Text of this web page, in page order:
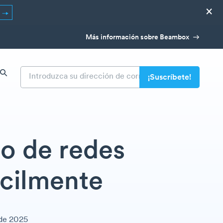
×
Más información sobre Beambox
de redes
2025